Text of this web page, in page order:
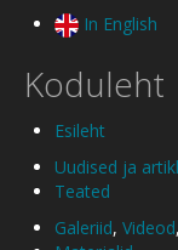
In English
Koduleht
Esileht
Uudised ja
Teated
Galeriid, Videod,